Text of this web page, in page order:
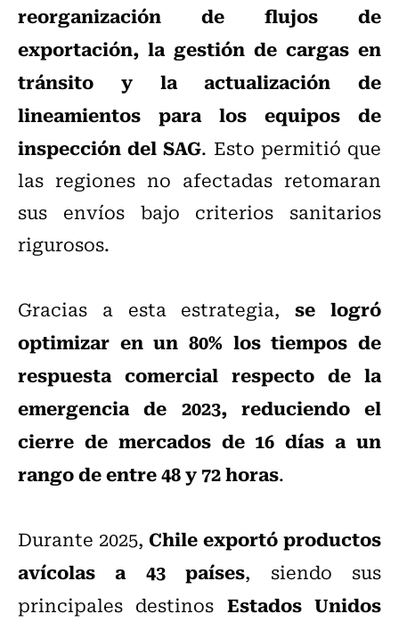
reorganización de flujos de
exportación, la gestión de cargas en
tránsito y la actualización de
lineamientos para los equipos de
inspección del SAG. Esto permitió que
las regiones no afectadas retomaran
sus envíos bajo criterios sanitarios
rigurosos.
Gracias a esta estrategia,se logró
optimizar en un 80% los tiempos de
respuesta comercial respecto de la
emergencia de 2023, reduciendo el
cierre de mercados de 16 días a un
rango de entre 48 y 72 horas.
Durante 2025, Chile exportó productos
avícolas a 43 países, siendo sus
principales destinos Estados Unidos